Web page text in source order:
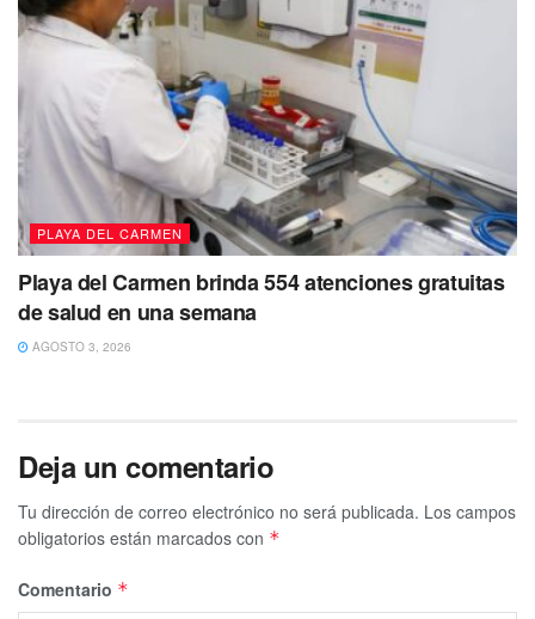
PLAYA DEL CARMEN
Playa del Carmen brinda 554 atenciones gratuitas
de salud en una semana
AGOSTO 3, 2026
Deja un comentario
Tu dirección de correo electrónico no será publicada. Los campos
obligatorios están marcados con *
Comentario *